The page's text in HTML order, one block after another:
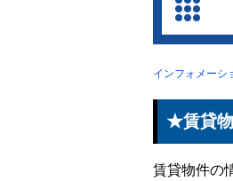
インフォメーシ
★賃貸
賃貸物件の